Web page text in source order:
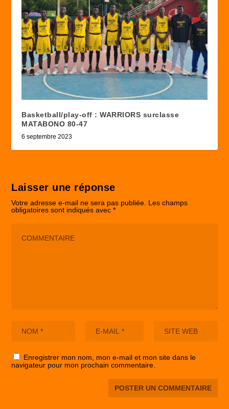
Basketball/play-off : WARRIORS surclasse
MATABONO 80-47
6 septembre 2023
Laisser une réponse
Votre adresse e-mail ne sera pas publiée. Les champs
obligatoires sont indiqués avec*
Enregistrer mon nom, mon e-mail et mon site dans le
navigateur pour mon prochain commentaire.